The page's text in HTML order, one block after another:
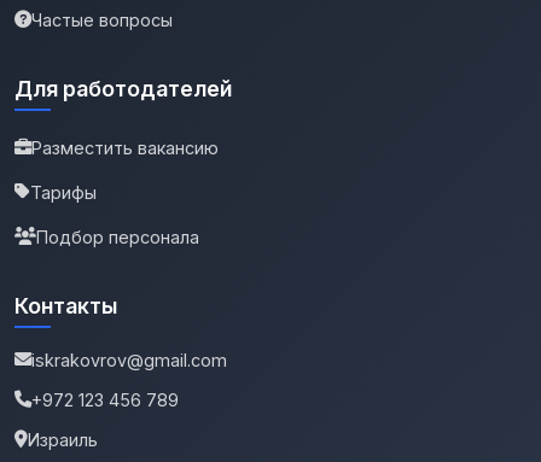
Частые вопросы
Для работодателей
Разместить вакансию
Тарифы
Подбор персонала
Контакты
iskrakovrov@gmail.com
+972 123 456 789
Израиль